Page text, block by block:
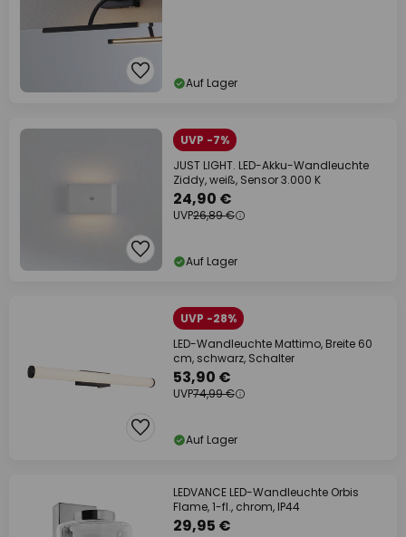
Auf Lager
UVP -7%
JUST LIGHT. LED-Akku-Wandleuchte
Ziddy, weiß, Sensor 3.000 K
24,90 €
UVP26,89 €
Auf Lager
UVP -28%
LED-Wandleuchte Mattimo, Breite 60
cm, schwarz, Schalter
53,90 €
UVP74,99 €
Auf Lager
LEDVANCE LED-Wandleuchte Orbis
Flame, 1-fl., chrom, IP44
29,95 €